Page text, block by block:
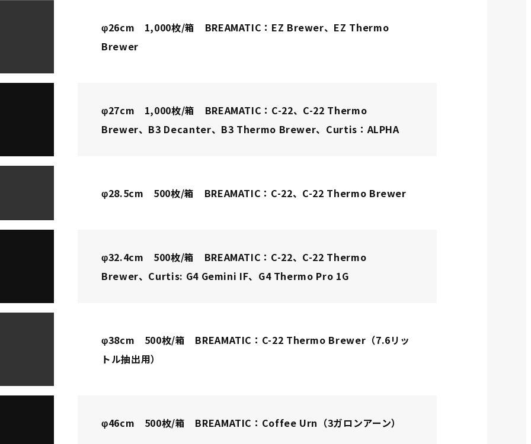
φ26cm 1,000枚/箱 BREAMATIC：EZ Brewer、EZ Thermo
Brewer
φ27cm 1,000枚/箱 BREAMATIC：C-22、C-22 Thermo
Brewer、B3 Decanter、B3 Thermo Brewer、Curtis：ALPHA
φ28.5cm 500枚/箱 BREAMATIC：C-22、C-22 Thermo Brewer
φ32.4cm 500枚/箱 BREAMATIC：C-22、C-22 Thermo
Brewer、Curtis: G4 Gemini IF、G4 Thermo Pro 1G
φ38cm 500枚/箱 BREAMATIC：C-22 Thermo Brewer（7.6リッ
トル抽出用）
φ46cm 500枚/箱 BREAMATIC：Coffee Urn（3ガロンアーン）